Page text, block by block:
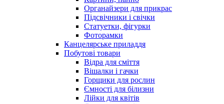
Органайзери для прикрас
Підсвічники і свічки
Статуетки, фігурки
Фоторамки
Канцелярське приладдя
Побутові товари
Відра для сміття
Вішалки і гачки
Горщики для рослин
Ємності для білизни
Лійки для квітів